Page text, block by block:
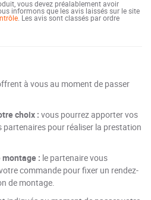
vous devez préalablement avoir
informons que les avis laissés sur le site
. Les avis sont classés par ordre
à vous au moment de passer
choix : vous pourrez apporter vos
partenaires pour réaliser la prestation
: le partenaire vous
commande pour fixer un rendez-
de montage.